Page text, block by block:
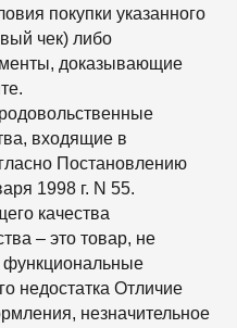
покупки указанного
чек) либо
доказывающие
входящие в
Постановлению
1998 г. N 55.
качества
– это товар, не
функциональные
недостатка Отличие
незначительное